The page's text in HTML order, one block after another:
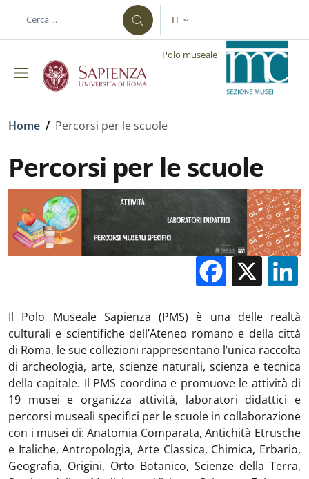
al contenuto principale
SELETTORE LINGUA:
IT
Polo museale
Briciole di pane
Home / Percorsi per le scuole
Percorsi per le scuole
X
Il Polo Museale Sapienza (PMS) è una delle realtà
culturali e scientifiche dell’Ateneo romano e della città
di Roma, le sue collezioni rappresentano l’unica raccolta
di archeologia, arte, scienze naturali, scienza e tecnica
della capitale. Il PMS coordina e promuove le attività di
19 musei e organizza attività, laboratori didattici e
percorsi museali specifici per le scuole in collaborazione
con i musei di: Anatomia Comparata, Antichità Etrusche
e Italiche, Antropologia, Arte Classica, Chimica, Erbario,
Geografia, Origini, Orto Botanico, Scienze della Terra,